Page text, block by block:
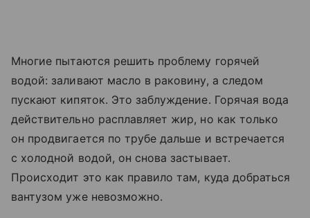
Многие пытаются решить проблему горячей
водой: заливают масло в раковину, а следом
пускают кипяток. Это заблуждение. Горячая вода
действительно расплавляет жир, но как только
он продвигается по трубе дальше и встречается
с холодной водой, он снова застывает.
Происходит это как правило там, куда добраться
вантузом уже невозможно.